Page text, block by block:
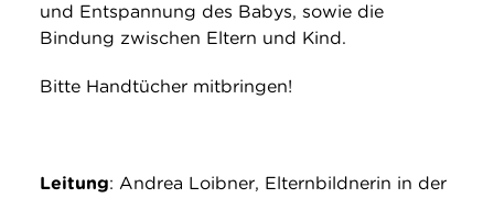
und Entspannung des Babys, sowie die
Bindung zwischen Eltern und Kind.
Bitte Handtücher mitbringen!
Leitung: Andrea Loibner, Elternbildnerin in der